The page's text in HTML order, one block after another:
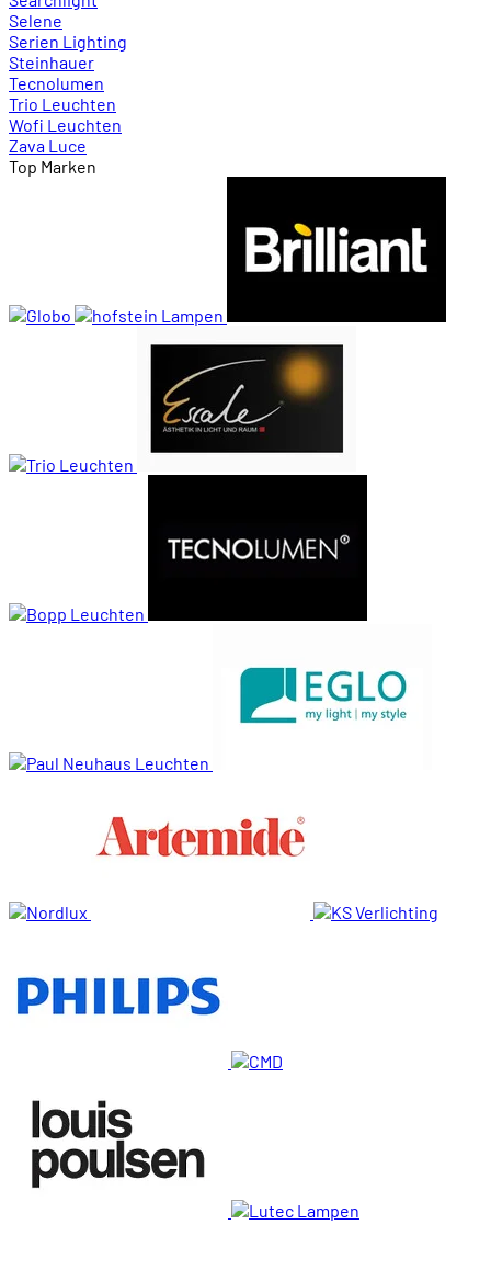
Selene
Serien Lighting
Steinhauer
Tecnolumen
Trio Leuchten
Wofi Leuchten
Zava Luce
Top Marken